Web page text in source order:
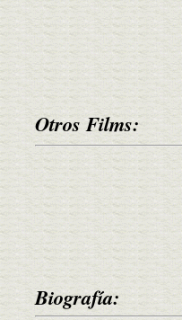
Otros Films:
Biografía: